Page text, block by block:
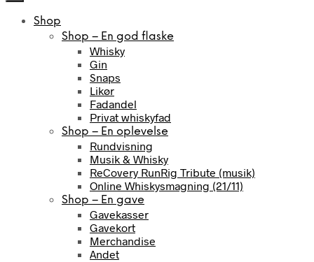
Shop
Shop – En god flaske
Whisky
Gin
Snaps
Likør
Fadandel
Privat whiskyfad
Shop – En oplevelse
Rundvisning
Musik & Whisky
ReCovery RunRig Tribute (musik)
Online Whiskysmagning (21/11)
Shop – En gave
Gavekasser
Gavekort
Merchandise
Andet